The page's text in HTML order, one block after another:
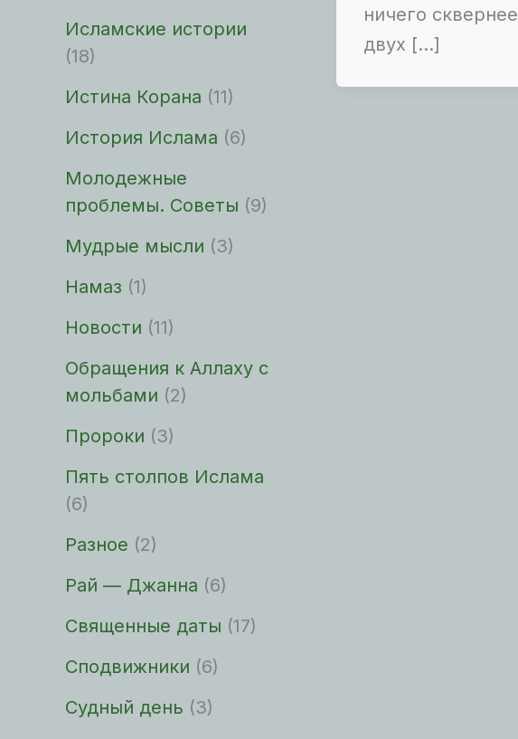
Исламские истории
(18)
Истина Корана (11)
История Ислама (6)
Молодежные
проблемы. Советы (9)
Мудрые мысли (3)
Намаз (1)
Новости (11)
Обращения к Аллаху с
мольбами (2)
Пророки (3)
Пять столпов Ислама
(6)
Разное (2)
Рай — Джанна (6)
Священные даты (17)
Сподвижники (6)
Судный день (3)
ничего сквернее
двух […]